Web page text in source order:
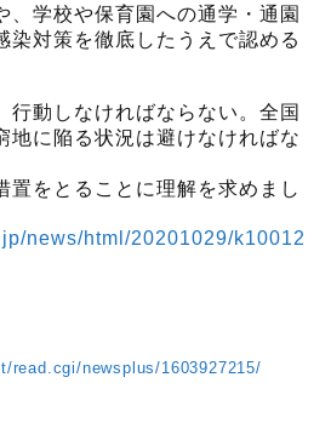
、学校や保育園への通学・通園
染対策を徹底したうえで認める
行動しなければならない。全国
地に陥る状況は避けなければな
置をとることに理解を求めまし
news/html/20201029/k10012
read.cgi/newsplus/1603927215/